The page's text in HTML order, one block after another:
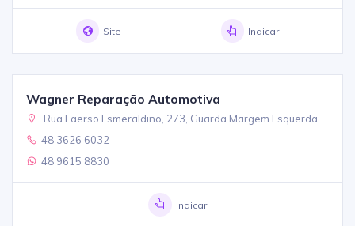
Site Indicar
Wagner Reparação Automotiva
Rua Laerso Esmeraldino, 273, Guarda Margem Esquerda
48 3626 6032
48 9615 8830
Indicar